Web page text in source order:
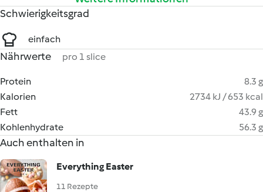
Schwierigkeitsgrad
einfach
Nährwerte pro 1 slice
Protein
8.3 g
Kalorien
2734 kJ / 653 kcal
Fett
43.9 g
Kohlenhydrate
56.3 g
Auch enthalten in
Everything Easter
11 Rezepte